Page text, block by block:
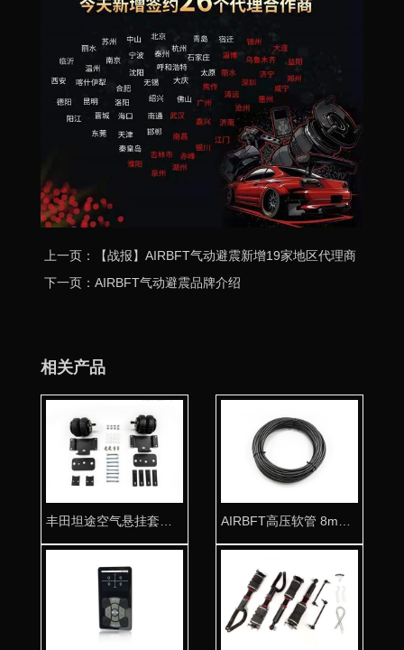
上一页：【战报】AIRBFT气动避震新增19家地区代理商
下一页：AIRBFT气动避震品牌介绍
相关产品